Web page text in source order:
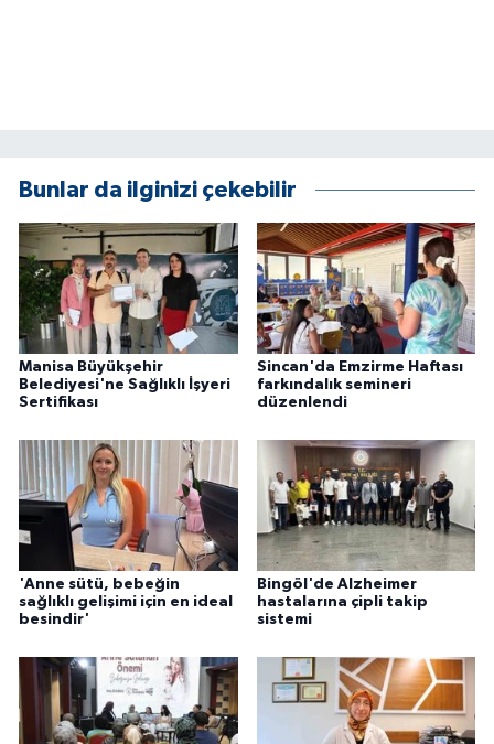
Bunlar da ilginizi çekebilir
Manisa Büyükşehir
Belediyesi'ne Sağlıklı İşyeri
Sertifikası
Sincan'da Emzirme Haftası
farkındalık semineri
düzenlendi
'Anne sütü, bebeğin
sağlıklı gelişimi için en ideal
besindir'
Bingöl'de Alzheimer
hastalarına çipli takip
sistemi